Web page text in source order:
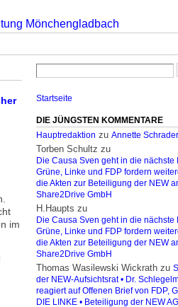
im
Startseite
DIE JÜNGSTEN KOMMENTARE
Hauptredaktion zu Annette
Torben Schultz zu
Die Causa Sven geht in die nächste
Grüne, Linke und FDP fordern
die Akten zur Beteiligung der NEW
Share2Drive GmbH
H.Haupts zu
Die Causa Sven geht in die nächste
Grüne, Linke und FDP fordern
die Akten zur Beteiligung der NEW
Share2Drive GmbH
Thomas Wasilewski Wickrath zu
der NEW-Aufsichtsrat • Dr.
reagiert auf Offenen Brief von FDP,
DIE LINKE • Beteiligung der NEW